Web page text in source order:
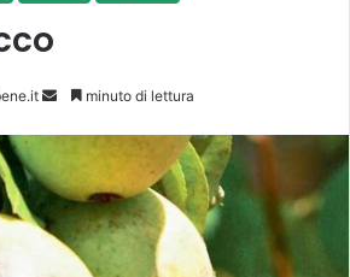
i
u
minuto di lettura